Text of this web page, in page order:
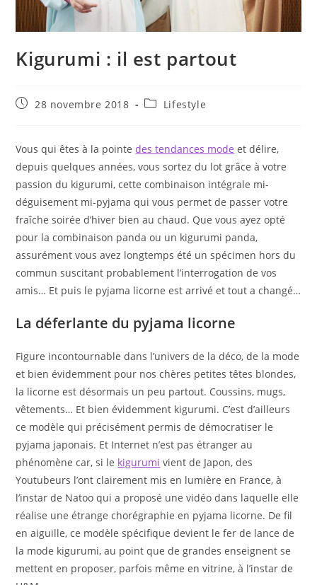
Kigurumi : il est partout
Publication
28 novembre 2018
PostLifestyle
Vous qui êtes à la pointedes tendances mode et délire,
depuis quelques années, vous sortez du lot grâce à votre
passion du kigurumi, cette combinaison intégrale mi-
déguisement mi-pyjama qui vous permet de passer votre
fraîche soirée d’hiver bien au chaud. Que vous ayez opté
pour la combinaison panda ou un kigurumi panda,
assurément vous avez longtemps été un spécimen hors du
commun suscitant probablement l’interrogation de vos
amis… Et puis le pyjama licorne est arrivé et tout a changé…
La déferlante du pyjama licorne
Figure incontournable dans l’univers de la déco, de la mode
et bien évidemment pour nos chères petites têtes blondes,
la licorne est désormais un peu partout. Coussins, mugs,
vêtements… Et bien évidemment kigurumi. C’est d’ailleurs
ce modèle qui précisément permis de démocratiser le
pyjama japonais. Et Internet n’est pas étranger au
phénomène car, si le kigurumi vient de Japon, des
Youtubeurs l’ont clairement mis en lumière en France, à
l’instar de Natoo qui a proposé une vidéo dans laquelle elle
réalise une étrange chorégraphie en pyjama licorne. De fil
en aiguille, ce modèle spécifique devient le fer de lance de
la mode kigurumi, au point que de grandes enseignent se
mettent en proposer, parfois même en vitrine, à l’instar de